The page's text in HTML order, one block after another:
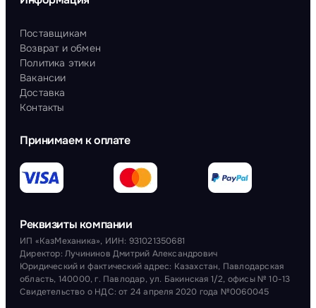
Поставщикам
Возврат и обмен
Политика этики
Вакансии
Доставка
Контакты
Принимаем к оплате
Реквизиты компании
ИП «КазМеханика», ИИН: 931021350681
Директор: Лучининов Дмитрий Александрович
Юридический и фактический адрес: Казахстан, Павлодарская
область, 140000, г. Павлодар, ул. Бакинская 1/2, офисы № 10-13
Свидетельство о НДС: от 24 апреля 2020 года №0060045